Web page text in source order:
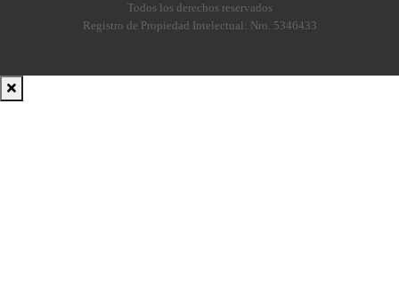
Todos los derechos reservados
Registro de Propiedad Intelectual: Nro. 5346433